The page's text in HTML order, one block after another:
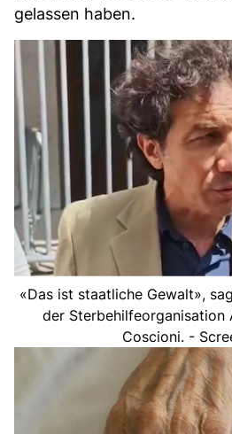
gelassen haben.
«Das ist staatliche Gewalt»,
der Sterbehilfeorganisation
Coscioni. -